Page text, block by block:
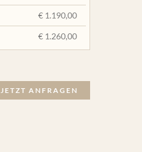
€ 1.190,00
€ 1.260,00
JETZT ANFRAGEN